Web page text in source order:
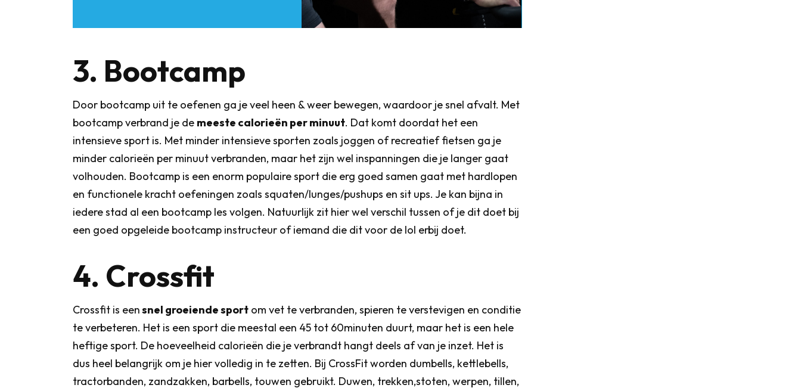
3. Bootcamp
Door bootcamp uit te oefenen ga je veel heen & weer bewegen, waardoor je snel afvalt. Met
bootcamp verbrand je de meeste calorieën per minuut. Dat komt doordat het een
intensieve sport is. Met minder intensieve sporten zoals joggen of recreatief fietsen ga je
minder calorieën per minuut verbranden, maar het zijn wel inspanningen die je langer gaat
volhouden. Bootcamp is een enorm populaire sport die erg goed samen gaat met hardlopen
en functionele kracht oefeningen zoals squaten/lunges/pushups en sit ups. Je kan bijna in
iedere stad al een bootcamp les volgen. Natuurlijk zit hier wel verschil tussen of je dit doet bij
een goed opgeleide bootcamp instructeur of iemand die dit voor de lol erbij doet.
4. Crossfit
Crossfit is eensnel groeiende sport om vet te verbranden, spieren te verstevigen en conditie
te verbeteren. Het is een sport die meestal een 45 tot 60minuten duurt, maar het is een hele
heftige sport. De hoeveelheid calorieën die je verbrandt hangt deels af van je inzet. Het is
dus heel belangrijk om je hier volledig in te zetten. Bij CrossFit worden dumbells, kettlebells,
tractorbanden, zandzakken, barbells, touwen gebruikt. Duwen, trekken,stoten, werpen, tillen,